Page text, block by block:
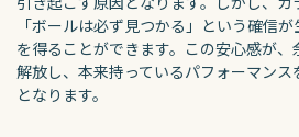
「ボールは必ず見つかる」という確信
を得ることができます。この安心感が
解放し、本来持っているパフォーマン
となります。